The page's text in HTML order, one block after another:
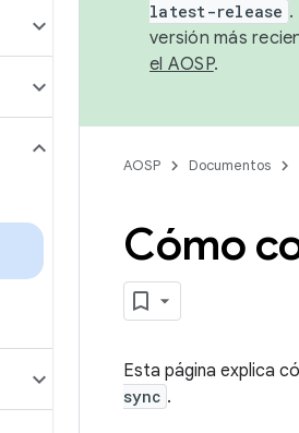
latest-release .
versión más
el AOSP.
AOSP Documentos
Cómo
Esta página explica
sync .